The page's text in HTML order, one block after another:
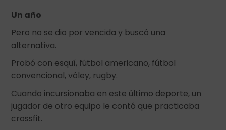
Un año
Pero no se dio por vencida y buscó una
alternativa.
Probó con esquí, fútbol americano, fútbol
convencional, vóley, rugby.
Cuando incursionaba en este último deporte, un
jugador de otro equipo le contó que practicaba
crossfit.